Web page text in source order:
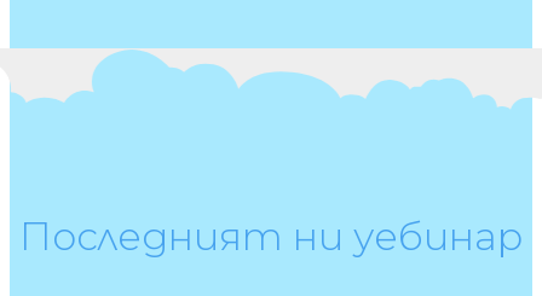
Последният ни уебинар